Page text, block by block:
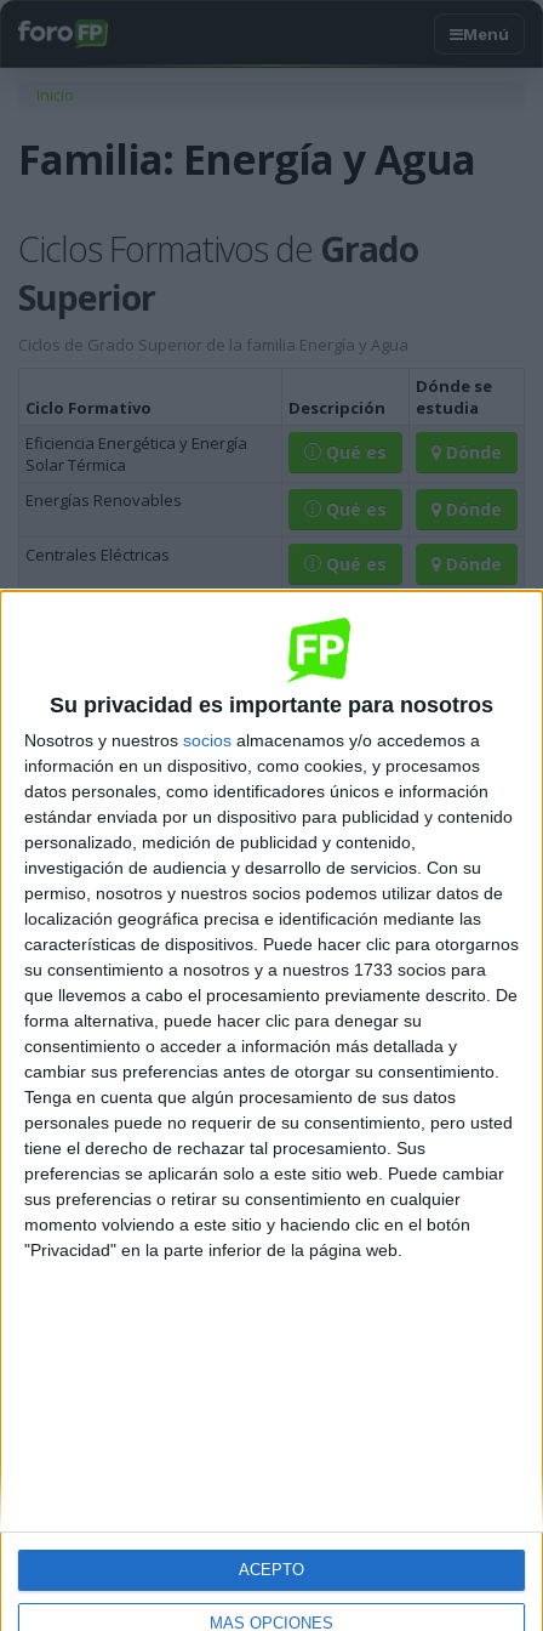
Su privacidad es importante para nosotros
Nosotros y nuestros socios almacenamos y/o accedemos a
información en un dispositivo, como cookies, y procesamos
datos personales, como identificadores únicos e información
estándar enviada por un dispositivo para publicidad y contenido
personalizado, medición de publicidad y contenido,
investigación de audiencia y desarrollo de servicios. Con su
permiso, nosotros y nuestros socios podemos utilizar datos de
localización geográfica precisa e identificación mediante las
características de dispositivos. Puede hacer clic para otorgarnos
su consentimiento a nosotros y a nuestros 1733 socios para
que llevemos a cabo el procesamiento previamente descrito. De
forma alternativa, puede hacer clic para denegar su
consentimiento o acceder a información más detallada y
cambiar sus preferencias antes de otorgar su consentimiento.
Tenga en cuenta que algún procesamiento de sus datos
personales puede no requerir de su consentimiento, pero usted
tiene el derecho de rechazar tal procesamiento. Sus
preferencias se aplicarán solo a este sitio web. Puede cambiar
sus preferencias o retirar su consentimiento en cualquier
momento volviendo a este sitio y haciendo clic en el botón
"Privacidad" en la parte inferior de la página web.
MÁS OPCIONES
ACEPTO
Usted está aquí
Inicio
Familia: Energía y Agua
Ciclos Formativos de Grado
Superior
Ciclos de Grado Superior de la familia Energía y Agua
Ciclo Formativo Descripción
Dónde se
estudia
Eficiencia Energética y Energía
Solar Térmica
Qué es Dónde
Energías Renovables Qué es Dónde
Centrales Eléctricas Qué es Dónde
Ciclos Formativos deGrado
Medio
Ciclos de Grado Medio de la familia Energía y Agua
Ciclo Formativo
Descripción
Dónde se estudia
Esta familia no tiene ciclos de Grado Medio
Ciclos Formativos deTítulo
Profesional Básico
Ciclos de Título Profesional Básico de la familia Energía y Agua
Ciclo Formativo
Descripción
Dónde se estudia
Esta familia no tiene ciclos de Título Profesional Básico
Información legal
Aviso legal